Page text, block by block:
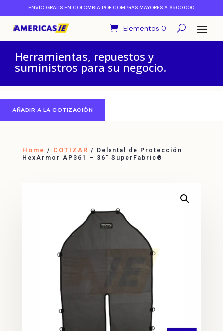
ENVÍO GRATIS EN COLOMBIA POR COMPRAS MAYORES A $500.000.
Elementos 0
Herramientas, repuestos y
suministros para su negocio.
AÑADIR A LA COTIZACIÓN
Home / COTIZAR / Delantal de Protección
HexArmor AP361 – 36″ SuperFabric®